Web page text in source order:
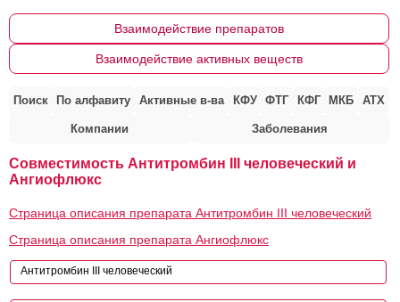
Взаимодействие препаратов
Взаимодействие активных веществ
Поиск По алфавиту Активные в-ва КФУ ФТГ КФГ МКБ АТХ
Компании Заболевания
Совместимость Антитромбин III человеческий и
Ангиофлюкс
Страница описания препарата Антитромбин III человеческий
Страница описания препарата Ангиофлюкс